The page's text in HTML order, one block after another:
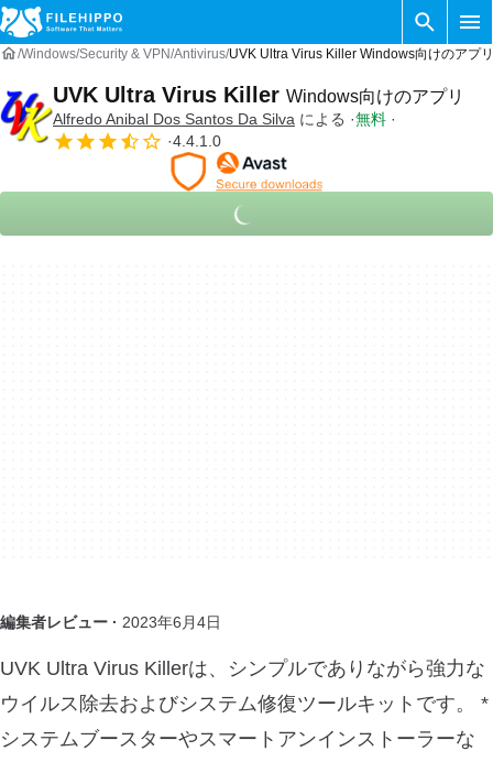
Windows Security & VPN Antivirus UVK Ultra Virus Killer Windows向けのアプ
UVK Ultra Virus Killer Windows向けのアプリ
Alfredo Anibal Dos Santos Da Silva による
無料
4.4.1.0
編集者レビュー · 2023年6月4日
UVK Ultra Virus Killerは、シンプルでありながら強力な
ウイルス除去およびシステム修復ツールキットです。 *
システムブースターやスマートアンインストーラーな